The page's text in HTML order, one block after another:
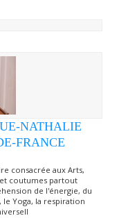
NATHALIE
FRANCE
consacrée aux Arts,
coutumes partout
de l'énergie, du
le Yoga, la respiration